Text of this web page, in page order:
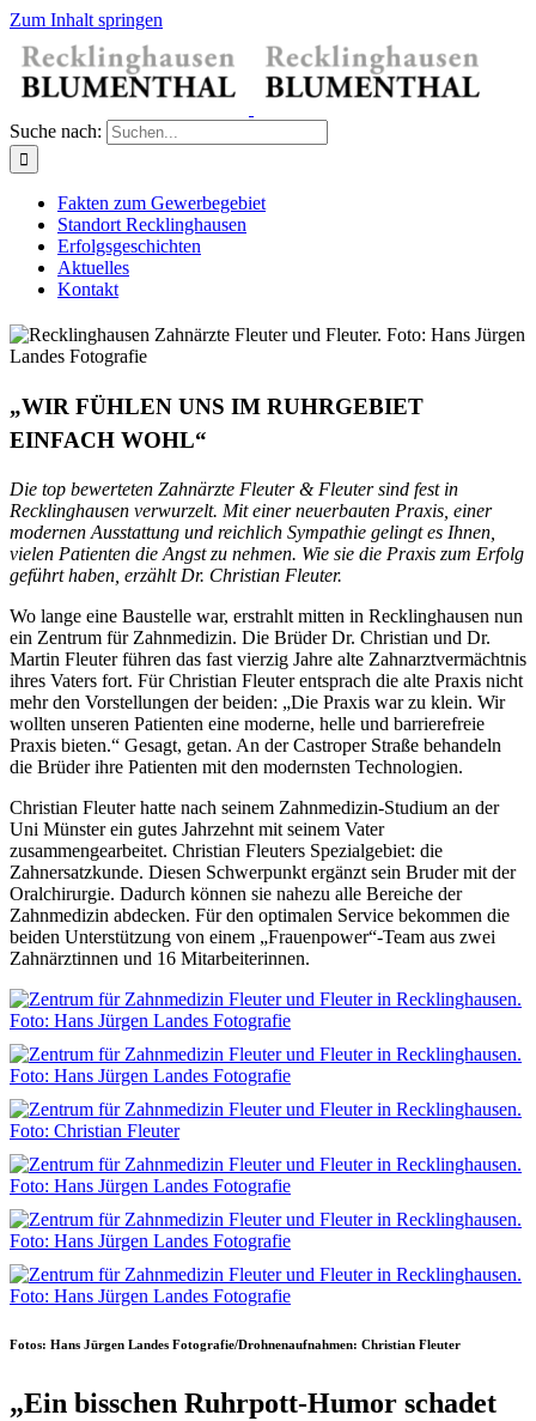
Zum Inhalt springen
Suche nach:
Fakten zum Gewerbegebiet
Standort Recklinghausen
Erfolgsgeschichten
Aktuelles
Kontakt
„WIR FÜHLEN UNS IM RUHRGEBIET
EINFACH WOHL“
Die top bewerteten Zahnärzte Fleuter & Fleuter sind fest in
Recklinghausen verwurzelt. Mit einer neuerbauten Praxis, einer
modernen Ausstattung und reichlich Sympathie gelingt es Ihnen,
vielen Patienten die Angst zu nehmen. Wie sie die Praxis zum Erfolg
geführt haben, erzählt Dr. Christian Fleuter.
Wo lange eine Baustelle war, erstrahlt mitten in Recklinghausen nun
ein Zentrum für Zahnmedizin. Die Brüder Dr. Christian und Dr.
Martin Fleuter führen das fast vierzig Jahre alte Zahnarztvermächtnis
ihres Vaters fort. Für Christian Fleuter entsprach die alte Praxis nicht
mehr den Vorstellungen der beiden: „Die Praxis war zu klein. Wir
wollten unseren Patienten eine moderne, helle und barrierefreie
Praxis bieten.“ Gesagt, getan. An der Castroper Straße behandeln
die Brüder ihre Patienten mit den modernsten Technologien.
Christian Fleuter hatte nach seinem Zahnmedizin-Studium an der
Uni Münster ein gutes Jahrzehnt mit seinem Vater
zusammengearbeitet. Christian Fleuters Spezialgebiet: die
Zahnersatzkunde. Diesen Schwerpunkt ergänzt sein Bruder mit der
Oralchirurgie. Dadurch können sie nahezu alle Bereiche der
Zahnmedizin abdecken. Für den optimalen Service bekommen die
beiden Unterstützung von einem „Frauenpower“-Team aus zwei
Zahnärztinnen und 16 Mitarbeiterinnen.
Fotos: Hans Jürgen Landes Fotografie/Drohnenaufnahmen: Christian Fleuter
„Ein bisschen Ruhrpott-Humor schadet